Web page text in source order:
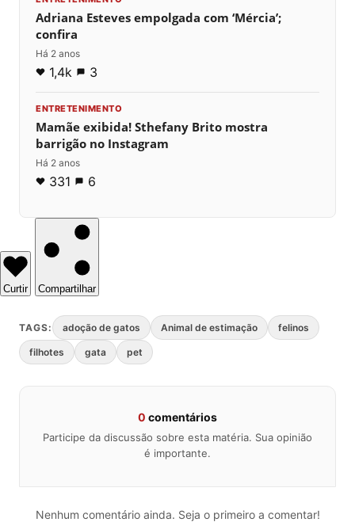
Adriana Esteves empolgada com ‘Mércia’;
confira
Há 2 anos
1,4k 3
ENTRETENIMENTO
Mamãe exibida! Sthefany Brito mostra
barrigão no Instagram
Há 2 anos
331 6
Curtir Compartilhar
TAGS: adoção de gatos Animal de estimação felinos
filhotes gata pet
0 comentários
Participe da discussão sobre esta matéria. Sua opinião
é importante.
Nenhum comentário ainda. Seja o primeiro a comentar!